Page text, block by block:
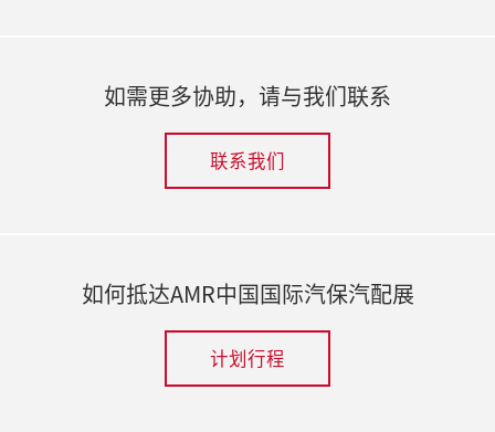
如需更多协助，请与我们联系
联系我们
如何抵达AMR中国国际汽保汽配展
计划行程